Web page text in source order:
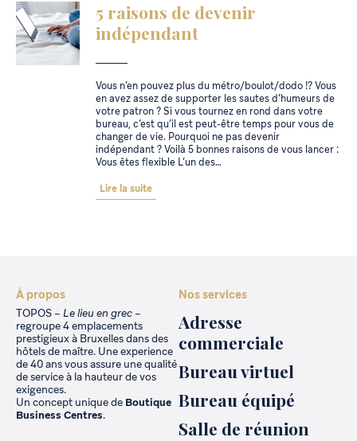
5 raisons de devenir
indépendant
Vous n’en pouvez plus du métro/boulot/dodo !? Vous
en avez assez de supporter les sautes d’humeurs de
votre patron ? Si vous tournez en rond dans votre
bureau, c’est qu’il est peut-être temps pour vous de
changer de vie. Pourquoi ne pas devenir
indépendant ? Voilà 5 bonnes raisons de vous lancer :
Vous êtes flexible L’un des…
Lire la suite
À propos
TOPOS – Le lieu en grec –
regroupe 4 emplacements
prestigieux à Bruxelles dans des
hôtels de maître. Une experience
de 40 ans vous assure une qualité
de service à la hauteur de vos
exigences.
Un concept unique de Boutique
Business Centres.
Nos services
Adresse
commerciale
Bureau virtuel
Bureau équipé
Salle de réunion